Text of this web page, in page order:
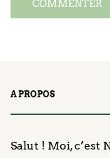
A PROPOS
Salut ! Moi, c’est